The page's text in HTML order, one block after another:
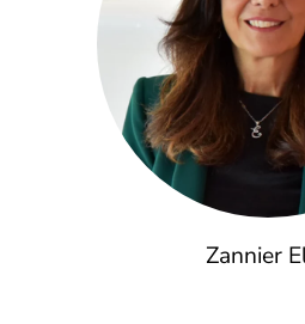
Zannier